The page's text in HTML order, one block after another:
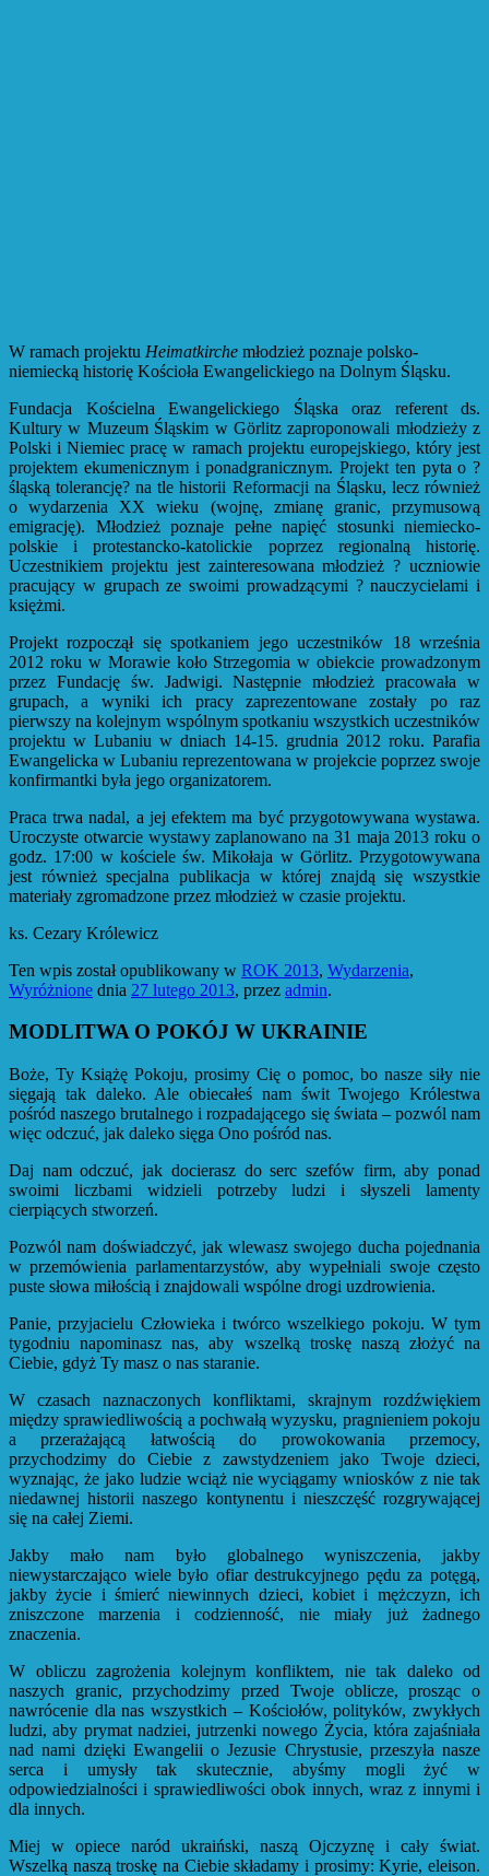
W ramach projektu Heimatkirche młodzież poznaje polsko-
niemiecką historię Kościoła Ewangelickiego na Dolnym Śląsku.
Fundacja Kościelna Ewangelickiego Śląska oraz referent ds.
Kultury w Muzeum Śląskim w Görlitz zaproponowali młodzieży z
Polski i Niemiec pracę w ramach projektu europejskiego, który jest
projektem ekumenicznym i ponadgranicznym. Projekt ten pyta o ?
śląską tolerancję? na tle historii Reformacji na Śląsku, lecz również
o wydarzenia XX wieku (wojnę, zmianę granic, przymusową
emigrację). Młodzież poznaje pełne napięć stosunki niemiecko-
polskie i protestancko-katolickie poprzez regionalną historię.
Uczestnikiem projektu jest zainteresowana młodzież ? uczniowie
pracujący w grupach ze swoimi prowadzącymi ? nauczycielami i
księżmi.
Projekt rozpoczął się spotkaniem jego uczestników 18 września
2012 roku w Morawie koło Strzegomia w obiekcie prowadzonym
przez Fundację św. Jadwigi. Następnie młodzież pracowała w
grupach, a wyniki ich pracy zaprezentowane zostały po raz
pierwszy na kolejnym wspólnym spotkaniu wszystkich uczestników
projektu w Lubaniu w dniach 14-15. grudnia 2012 roku. Parafia
Ewangelicka w Lubaniu reprezentowana w projekcie poprzez swoje
konfirmantki była jego organizatorem.
Praca trwa nadal, a jej efektem ma być przygotowywana wystawa.
Uroczyste otwarcie wystawy zaplanowano na 31 maja 2013 roku o
godz. 17:00 w kościele św. Mikołaja w Görlitz. Przygotowywana
jest również specjalna publikacja w której znajdą się wszystkie
materiały zgromadzone przez młodzież w czasie projektu.
ks. Cezary Królewicz
Ten wpis został opublikowany w ROK 2013, Wydarzenia,
Wyróżnione dnia 27 lutego 2013, przez admin.
MODLITWA O POKÓJ W UKRAINIE
Boże, Ty Książę Pokoju, prosimy Cię o pomoc, bo nasze siły nie
sięgają tak daleko. Ale obiecałeś nam świt Twojego Królestwa
pośród naszego brutalnego i rozpadającego się świata – pozwól nam
więc odczuć, jak daleko sięga Ono pośród nas.
Daj nam odczuć, jak docierasz do serc szefów firm, aby ponad
swoimi liczbami widzieli potrzeby ludzi i słyszeli lamenty
cierpiących stworzeń.
Pozwól nam doświadczyć, jak wlewasz swojego ducha pojednania
w przemówienia parlamentarzystów, aby wypełniali swoje często
puste słowa miłością i znajdowali wspólne drogi uzdrowienia.
Panie, przyjacielu Człowieka i twórco wszelkiego pokoju. W tym
tygodniu napominasz nas, aby wszelką troskę naszą złożyć na
Ciebie, gdyż Ty masz o nas staranie.
W czasach naznaczonych konfliktami, skrajnym rozdźwiękiem
między sprawiedliwością a pochwałą wyzysku, pragnieniem pokoju
a przerażającą łatwością do prowokowania przemocy,
przychodzimy do Ciebie z zawstydzeniem jako Twoje dzieci,
wyznając, że jako ludzie wciąż nie wyciągamy wniosków z nie tak
niedawnej historii naszego kontynentu i nieszczęść rozgrywającej
się na całej Ziemi.
Jakby mało nam było globalnego wyniszczenia, jakby
niewystarczająco wiele było ofiar destrukcyjnego pędu za potęgą,
jakby życie i śmierć niewinnych dzieci, kobiet i mężczyzn, ich
zniszczone marzenia i codzienność, nie miały już żadnego
znaczenia.
W obliczu zagrożenia kolejnym konfliktem, nie tak daleko od
naszych granic, przychodzimy przed Twoje oblicze, prosząc o
nawrócenie dla nas wszystkich – Kościołów, polityków, zwykłych
ludzi, aby prymat nadziei, jutrzenki nowego Życia, która zajaśniała
nad nami dzięki Ewangelii o Jezusie Chrystusie, przeszyła nasze
serca i umysły tak skutecznie, abyśmy mogli żyć w
odpowiedzialności i sprawiedliwości obok innych, wraz z innymi i
dla innych.
Miej w opiece naród ukraiński, naszą Ojczyznę i cały świat.
Wszelką naszą troskę na Ciebie składamy i prosimy: Kyrie, eleison.